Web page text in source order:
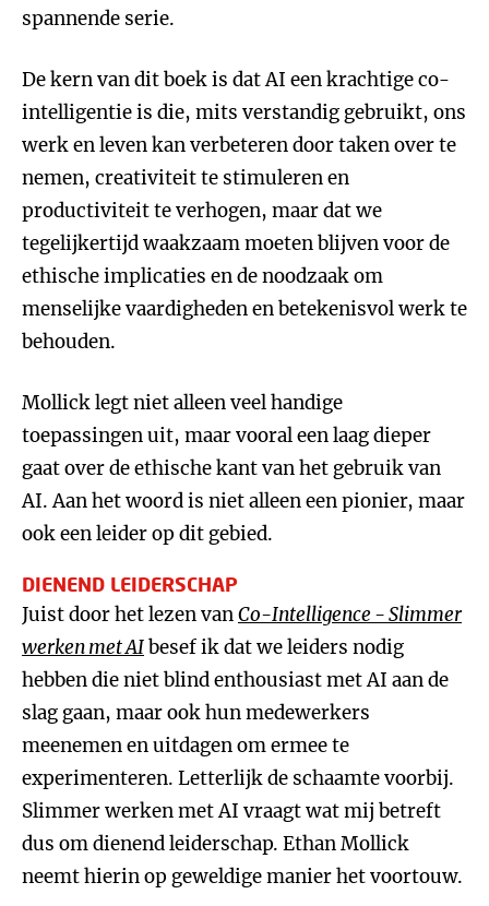
spannende serie.
De kern van dit boek is dat AI een krachtige co-
intelligentie is die, mits verstandig gebruikt, ons
werk en leven kan verbeteren door taken over te
nemen, creativiteit te stimuleren en
productiviteit te verhogen, maar dat we
tegelijkertijd waakzaam moeten blijven voor de
ethische implicaties en de noodzaak om
menselijke vaardigheden en betekenisvol werk te
behouden.
Mollick legt niet alleen veel handige
toepassingen uit, maar vooral een laag dieper
gaat over de ethische kant van het gebruik van
AI. Aan het woord is niet alleen een pionier, maar
ook een leider op dit gebied.
DIENEND LEIDERSCHAP
Juist door het lezen vanCo-Intelligence - Slimmer
werken met AIbesef ik dat we leiders nodig
hebben die niet blind enthousiast met AI aan de
slag gaan, maar ook hun medewerkers
meenemen en uitdagen om ermee te
experimenteren. Letterlijk de schaamte voorbij.
Slimmer werken met AI vraagt wat mij betreft
dus om dienend leiderschap. Ethan Mollick
neemt hierin op geweldige manier het voortouw.